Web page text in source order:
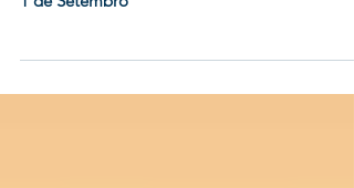
Mensagem aos trabalhadores da Menzies
1 de Setembro